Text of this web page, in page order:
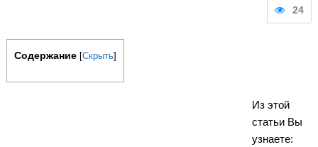
24
Содержание [Скрыть]
Из этой
статьи Вы
узнаете: